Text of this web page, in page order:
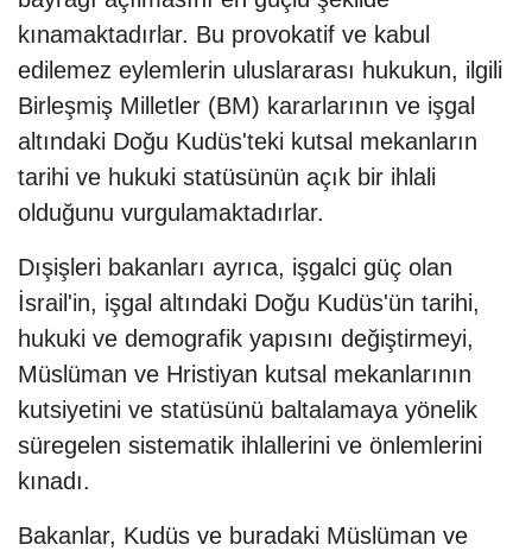
kınamaktadırlar. Bu provokatif ve kabul
edilemez eylemlerin uluslararası hukukun, ilgili
Birleşmiş Milletler (BM) kararlarının ve işgal
altındaki Doğu Kudüs'teki kutsal mekanların
tarihi ve hukuki statüsünün açık bir ihlali
olduğunu vurgulamaktadırlar.
Dışişleri bakanları ayrıca, işgalci güç olan
İsrail'in, işgal altındaki Doğu Kudüs'ün tarihi,
hukuki ve demografik yapısını değiştirmeyi,
Müslüman ve Hristiyan kutsal mekanlarının
kutsiyetini ve statüsünü baltalamaya yönelik
süregelen sistematik ihlallerini ve önlemlerini
kınadı.
Bakanlar, Kudüs ve buradaki Müslüman ve